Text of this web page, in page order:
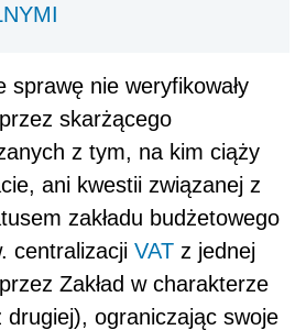
sprawę nie weryfikowały
skarżącego
z tym, na kim ciąży
ani kwestii związanej z
zakładu budżetowego
centralizacji VAT z jednej
Zakład w charakterze
drugiej), ograniczając swoje